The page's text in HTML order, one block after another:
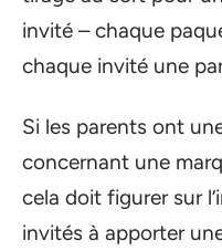
invité – chaque
chaque invité une
Si les parents ont
concernant une
cela doit figurer sur
invités à apporter